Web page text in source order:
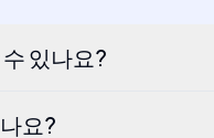
있나요?
요?